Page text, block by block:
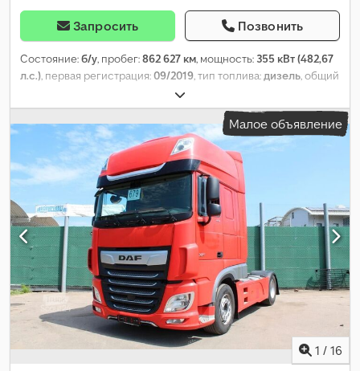
Запросить Позвонить
Состояние:б/у, пробег:862 627 км, мощность: 355 кВт (482,67
л.с.), первая регистрация:09/2019, тип топлива:дизель, общий
, конфигурация осей:
цвет:красный, тип передачи:автоматический, класс
выбросов:Евро 6, Оборудование:ABS, кондиционер,
отопитель стояночный, сажевый фильтр
Малое объявление
1 / 16